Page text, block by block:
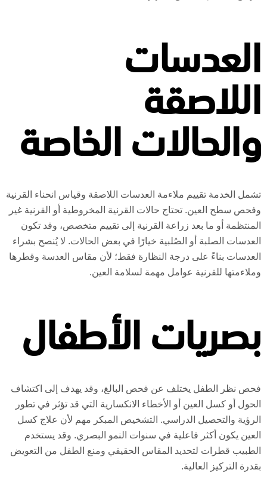
العدسات
اللاصقة
والحالات الخاصة
تشمل الخدمة تقييم ملاءمة العدسات اللاصقة وقياس انحناء القرنية
وفحص سطح العين. تحتاج حالات القرنية المخروطية أو القرنية غير
المنتظمة أو ما بعد زراعة القرنية إلى تقييم متخصص، وقد تكون
العدسات الصلبة أو الصُلبية خيارًا في بعض الحالات. لا يُنصح بشراء
العدسات بناءً على درجة النظارة فقط؛ لأن مقاس العدسة وقطرها
وملاءمتها للقرنية عوامل مهمة لسلامة العين.
بصريات الأطفال
فحص نظر الطفل يختلف عن فحص البالغ، وقد يهدف إلى اكتشاف
الحول أو كسل العين أو الأخطاء الانكسارية التي قد تؤثر في تطور
الرؤية والتحصيل الدراسي. التشخيص المبكر مهم لأن علاج كسل
العين يكون أكثر فاعلية في سنوات النمو البصري. وقد يستخدم
الطبيب قطرات لتحديد المقاس الحقيقي ومنع الطفل من التعويض
بقدرة التركيز العالية.